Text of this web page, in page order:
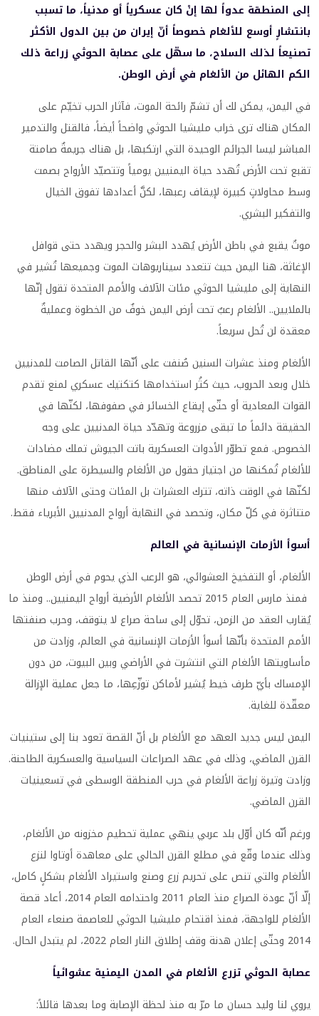
إلى المنطقة عدواً لها إنْ كان عسكرياً أو مدنياً، ما تسبب
بانتشارٍ أوسع للألغام خصوصاً أنّ إيران من بين الدول الأكثر
تصنيعاً لذلك السلاح، ما سهّل على عصابة الحوثي زراعة ذلك
الكم الهائل من الألغام في أرض الوطن.
في اليمن، يمكن لك أن تشمّ رائحة الموت، فآثار الحرب تخيّم على
المكان هناك ترى خراب مليشيا الحوثي واضحاً أيضاً، فالقتل والتدمير
المباشر ليسا الجرائم الوحيدة التي ارتكبها، بل هناك جريمةٌ صامتة
تقبع تحت الأرض تُهدد حياة اليمنيين يومياً وتتصيّد الأرواح بصمت
وسط محاولاتٍ كبيرة لإيقاف رعبها، لكنَّ أعدادها تفوق الخيال
والتفكير البشري.
موتٌ يقبع في باطن الأرض يُهدد البشر والحجر ويهدد حتى قوافل
الإغاثة، هنا اليمن حيث تتعدد سيناريوهات الموت وجميعها تُشير في
النهاية إلى مليشيا الحوثي مئات الآلاف والأمم المتحدة تقول إنّها
بالملايين.. الألغام رعبٌ تحت أرض اليمن خوفٌ من الخطوة وعمليةٌ
معقدة لن تُحل سريعاً.
الألغام ومنذ عشرات السنين صُنفت على أنّها القاتل الصامت للمدنيين
خلال وبعد الحروب، حيث كثُر استخدامها كتكتيك عسكري لمنع تقدم
القوات المعادية أو حتّى إيقاع الخسائر في صفوفها، لكنّها في
الحقيقة دائماً ما تبقى مزروعة وتهدّد حياة المدنيين على وجه
الخصوص. فمع تطوّر الأدوات العسكرية باتت الجيوش تملك مضادات
للألغام تُمكنها من اجتياز حقول من الألغام والسيطرة على المناطق.
لكنّها في الوقت ذاته، تترك العشرات بل المئات وحتى الآلاف منها
متناثرة في كلّ مكان، وتحصد في النهاية أرواح المدنيين الأبرياء فقط.
أسوأ الأزمات الإنسانية في العالم
‏الألغام، أو التفخيخ العشوائي، هو الرعب الذي يحوم في أرض الوطن
فمنذ مارس العام 2015 تحصد الألغام الأرضية أرواح اليمنيين.. ومنذ ما
يُقارب العقد من الزمن، تحوّل إلى ساحة صراع لا يتوقف، وحرب صنفتها
الأمم المتحدة بأنّها أسوأ الأزمات الإنسانية في العالم، وزادت من
مأساويتها الألغام التي انتشرت في الأراضي وبين البيوت، من دون
الإمساك بأيّ طرف خيط يُشير لأماكن توزّعِها، ما جعل عملية الإزالة
معقّدة للغاية.
اليمن ليس جديد العهد مع الألغام بل أنّ القصة تعود بنا إلى ستينيات
القرن الماضي، وذلك في عهد الصراعات السياسية والعسكرية الطاحنة.
وزادت وتيرة زراعة الألغام في حرب المنطقة الوسطى في تسعينيات
القرن الماضي.
ورغم أنّه كان أوّل بلد عربي ينهي عملية تحطيم مخزونه من الألغام،
وذلك عندما وقّع في مطلع القرن الحالي على معاهدة أوتاوا لنزع
الألغام والتي تنص على تحريم زرع وصنع واستيراد الألغام بشكلٍ كامل،
إلّا أنّ عودة الصراع منذ العام 2011 واحتدامه العام 2014، أعاد قصة
الألغام للواجهة، فمنذ اقتحام مليشيا الحوثي للعاصمة صنعاء العام
2014 وحتّى إعلان هدنة وقف إطلاق النار العام 2022، لم يتبدل الحال.
عصابة الحوثي تزرع الألغام في المدن اليمنية عشوائياً
يروي لنا وليد حسان ما مرّ به منذ لحظة الإصابة وما بعدها قائلاً: